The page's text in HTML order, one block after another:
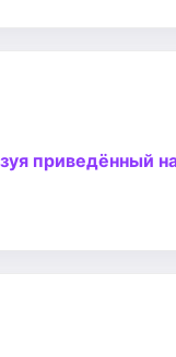
приведённый